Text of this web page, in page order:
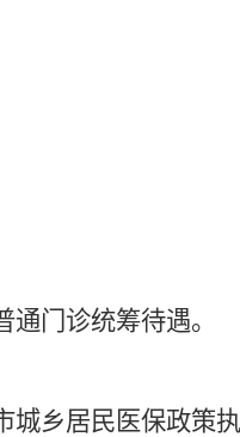
门诊统筹待遇。
乡居民医保政策执